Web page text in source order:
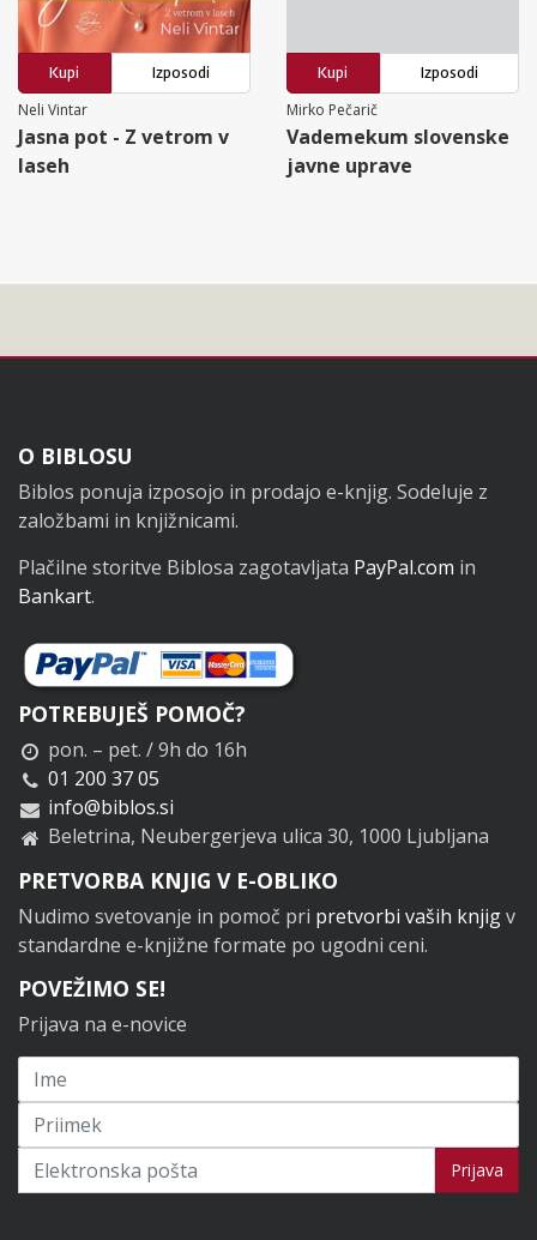
Kupi
Izposodi
Neli Vintar
Jasna pot - Z vetrom v
laseh
Kupi
Izposodi
Mirko Pečarič
Vademekum slovenske
javne uprave
Noga
O BIBLOSU
Biblos ponuja izposojo in prodajo e-knjig. Sodeluje z
založbami in knjižnicami.
Plačilne storitve Biblosa zagotavljata PayPal.com in
Bankart.
POTREBUJEŠ POMOČ?
pon. – pet. / 9h do 16h
01 200 37 05
info@biblos.si
Beletrina, Neubergerjeva ulica 30, 1000 Ljubljana
PRETVORBA KNJIG V E-OBLIKO
Nudimo svetovanje in pomoč pri pretvorbi vaših knjigv
standardne e-knjižne formate po ugodni ceni.
POVEŽIMO SE!
Prijava na e-novice
Prijavi se na novice Prijava